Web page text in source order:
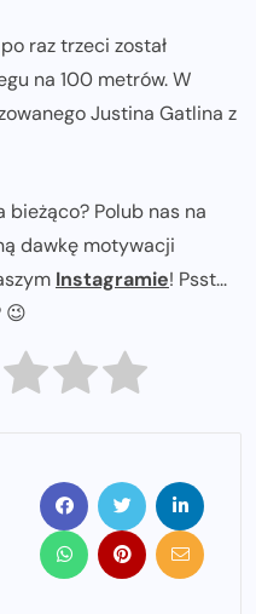
raz trzeci został
na 100 metrów. W
Justina Gatlina z
bieżąco? Polub nas na
dawkę motywacji
Instagramie! Psst...
😉